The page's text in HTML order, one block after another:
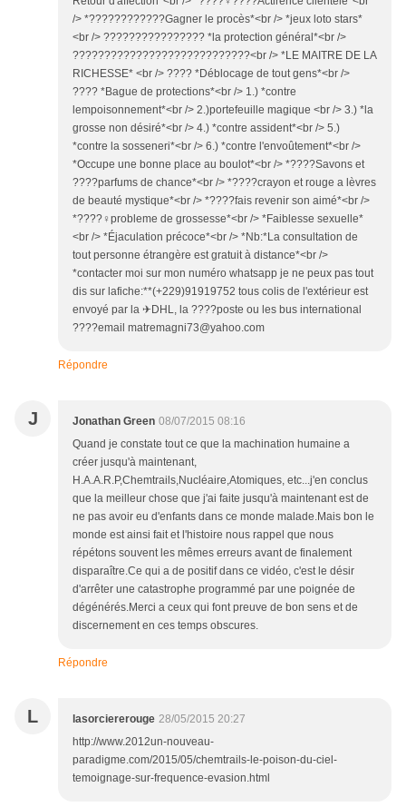
/> *????????‍????Gagner le procès*<br /> *jeux loto stars*
<br /> ????‍????‍????‍???? *la protection général*<br />
????????????????????????????<br /> *LE MAITRE DE LA
RICHESSE* <br /> ???? *Déblocage de tout gens*<br />
???? *Bague de protections*<br /> 1.) *contre
lempoisonnement*<br /> 2.)portefeuille magique <br /> 3.) *la
grosse non désiré*<br /> 4.) *contre assident*<br /> 5.)
*contre la sosseneri*<br /> 6.) *contre l'envoûtement*<br />
*Occupe une bonne place au boulot*<br /> *????Savons et
????parfums de chance*<br /> *????crayon et rouge a lèvres
de beauté mystique*<br /> *????fais revenir son aimé*<br />
*????‍♀probleme de grossesse*<br /> *Faiblesse sexuelle*
<br /> *Éjaculation précoce*<br /> *Nb:*La consultation de
tout personne étrangère est gratuit à distance*<br />
*contacter moi sur mon numéro whatsapp je ne peux pas tout
dis sur lafiche:**(+229)91919752 tous colis de l'extérieur est
envoyé par la ✈DHL, la ????poste ou les bus international
????email matremagni73@yahoo.com
Répondre
J Jonathan Green 08/07/2015 08:16
Quand je constate tout ce que la machination humaine a
créer jusqu'à maintenant,
H.A.A.R.P,Chemtrails,Nucléaire,Atomiques, etc...j'en conclus
que la meilleur chose que j'ai faite jusqu'à maintenant est de
ne pas avoir eu d'enfants dans ce monde malade.Mais bon le
monde est ainsi fait et l'histoire nous rappel que nous
répétons souvent les mêmes erreurs avant de finalement
disparaître.Ce qui a de positif dans ce vidéo, c'est le désir
d'arrêter une catastrophe programmé par une poignée de
dégénérés.Merci a ceux qui font preuve de bon sens et de
discernement en ces temps obscures.
Répondre
L lasorciererouge 28/05/2015 20:27
http://www.2012un-nouveau-
paradigme.com/2015/05/chemtrails-le-poison-du-ciel-
temoignage-sur-frequence-evasion.html